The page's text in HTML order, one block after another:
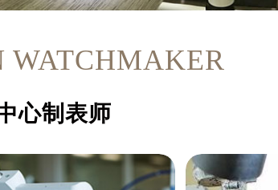
WATCHMAKER
心制表师